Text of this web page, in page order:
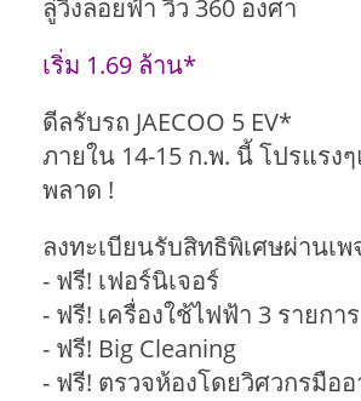
ลู่วิ่งลอยฟ้า วิว 360 องศา
เริ่ม 1.69 ล้าน*
ดีลรับรถ JAECOO 5 EV*
ภายใน 14-15 ก.พ. นี้ โปรแรง
พลาด !
ลงทะเบียนรับสิทธิพิเศษผ่านเพ
- ฟรี! เฟอร์นิเจอร์
- ฟรี! เครื่องใช้ไฟฟ้า 3 รายการ
- ฟรี! Big Cleaning
- ฟรี! ตรวจห้องโดยวิศวกรมือ